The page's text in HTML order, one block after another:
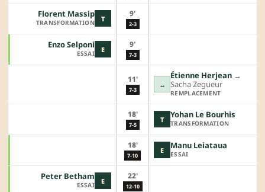
T
Florent Massip
TRANSFORMATION
9'
2-3
E
Enzo Selponi
ESSAI
9'
7-3
11'
7-3
↔
Étienne Herjean →︎
Sacha Zegueur
REMPLACEMENT
18'
7-5
T Yohan Le Bourhis
TRANSFORMATION
18'
7-10
E Manu Leiataua
ESSAI
E
Peter Betham
ESSAI
22'
12-10